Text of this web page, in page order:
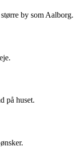
by som Aalborg.
på huset.